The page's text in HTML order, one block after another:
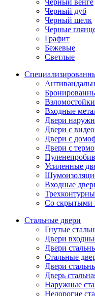
Черный венге
Черный дуб
Черный шелк
Черные
Графит
Бежевые
Светлые
Входные
Двери
Двери с
Двери с
Двери с
Усиленные
Входные
Со скрытыми
Стальные двери
Гнутые
Двери
Двери
Стальные
Двери
Дверь
Наружные
Недорогие